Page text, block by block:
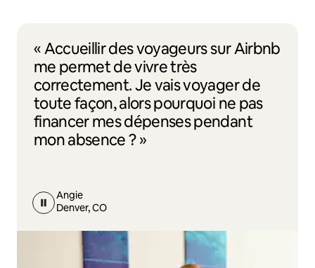
« Accueillir des voyageurs sur Airbnb
me permet de vivre très
correctement. Je vais voyager de
toute façon, alors pourquoi ne pas
financer mes dépenses pendant
mon absence ? »
Angie
Denver, CO